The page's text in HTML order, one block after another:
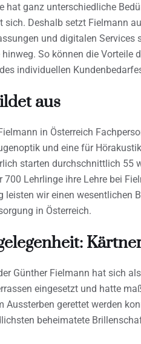
hat ganz unterschiedliche
sich. Deshalb setzt Fielmann
und digitalen
So können die Vorteile
individuellen
aus
in Österreich
und eine für
starten durchschnittlich 55
700 Lehrlinge ihre Lehre bei
leisten wir einen wesentlichen
in Österreich.
Günther Fielmann hat sich
eingesetzt und hatte
Aussterben gerettet werden
beheimatete